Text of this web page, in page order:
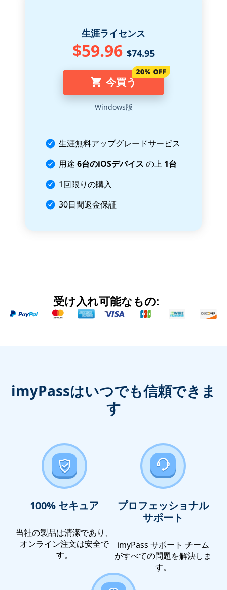
生涯ライセンス
$59.96 $74.95
今買う
Windows版
生涯無料アップグレードサービス
用途 6台のiOSデバイス の上 1台
1回限りの購入
30日間返金保証
受け入れ可能なもの:
imyPassはいつでも信頼できま
す
100% セキュア
当社の製品は清潔であり、
オンライン注文は安全で
す。
プロフェッショナル
サポート
imyPass サポート チーム
がすべての問題を解決しま
す。